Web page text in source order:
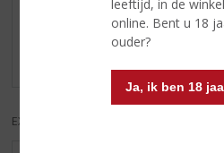
leeftijd, in de
online. Bent u 18
ouder?
Ja, ik ben 18
Schrijf een review
EXCL. BTW